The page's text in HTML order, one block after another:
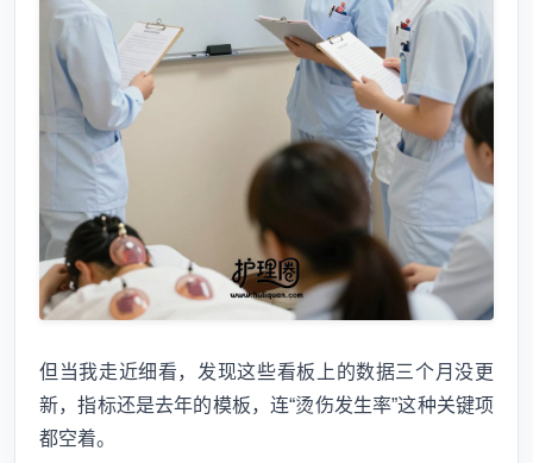
但当我走近细看，发现这些看板上的数据三个月没更
新，指标还是去年的模板，连“烫伤发生率”这种关键项
都空着。